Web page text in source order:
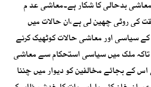
بدحالی کا شکار ہے۔معاشی عد م
کی روٹی چھین لی ہے،ان حالات میں
سیاسی اور معاشی حالات کوٹھیک کرنے
ملک میں سیاسی استحکام سے معاشی
کے بجائے مخالفین کو دیوار میں چننا